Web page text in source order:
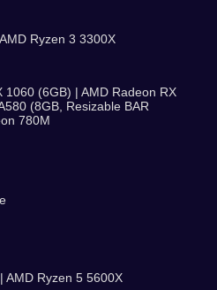
Ryzen 3 3300X
1060 (6GB) | AMD Radeon RX
(8GB, Resizable BAR
780M
AMD Ryzen 5 5600X